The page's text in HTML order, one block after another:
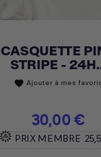
CASQUETTE
STRIPE -
favorite Ajouter à mes favoris
Prix
30,00 €
PRIX MEMBRE